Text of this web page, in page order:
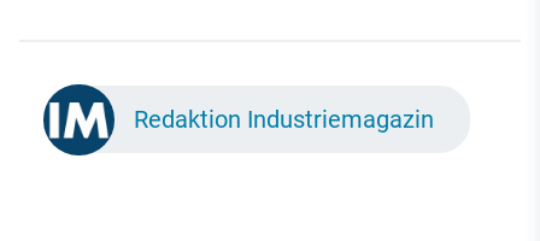
Redaktion Industriemagazin